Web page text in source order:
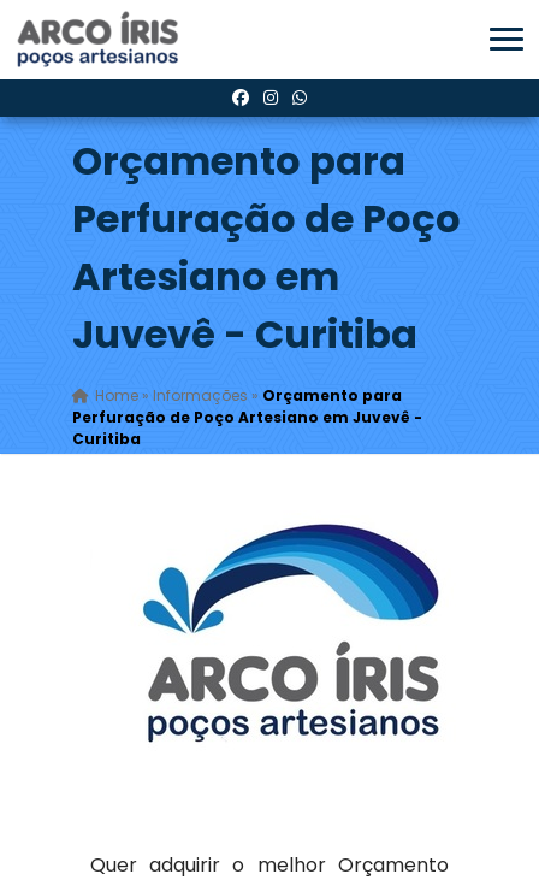
Orçamento para
Perfuração de Poço
Artesiano em
Juvevê - Curitiba
Home» Informações » Orçamento para
Perfuração de Poço Artesiano em Juvevê -
Curitiba
Quer adquirir o melhor Orçamento